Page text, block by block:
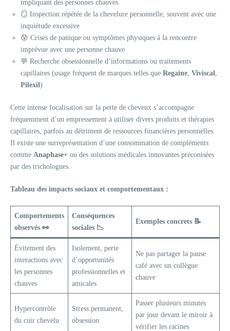
impliquant des personnes chauves
🪞 Inspection répétée de la chevelure personnelle, souvent avec une
inquiétude excessive
😰 Crises de panique ou symptômes physiques à la rencontre
imprévue avec une personne chauve
💬 Recherche obsessionnelle d’informations ou traitements
capillaires (usage fréquent de marques telles que Regaine, Viviscal,
Pilexil)
Cette intense focalisation sur la perte de cheveux s’accompagne
fréquemment d’un empressement à utiliser divers produits et thérapies
capillaires, parfois au détriment de ressources financières personnelles.
Il existe une surreprésentation d’une consommation de compléments
comme Anaphase+ ou des solutions médicales innovantes préconisées
par des trichologues.
Tableau des impacts sociaux et comportementaux :
Comportements
observés 👀
Conséquences
sociales 📉
Exemples concrets 📝
Évitement des
interactions avec
les personnes
chauves
Isolement, perte
d’opportunités
professionnelles et
amicales
Ne pas partager la pause
café avec un collègue
chauve
Hypercontrôle
du cuir chevelu
Stress permanent,
obsession
Passer plusieurs minutes
par jour devant le miroir à
vérifier les racines